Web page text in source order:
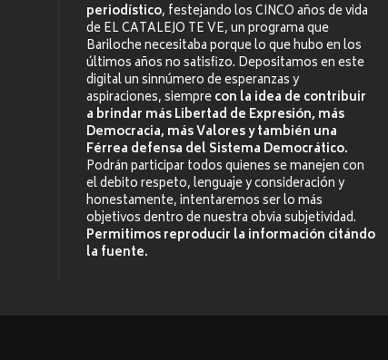
periodístico, festejando los CINCO años de vida
de EL CATALEJO TE VE, un programa que
Bariloche necesitaba porque lo que hubo en los
últimos años no satisfizo. Depositamos en este
digital un sinnúmero de esperanzas y
aspiraciones, siemprecon la idea de contribuir
a brindar más Libertad de Expresión, más
Democracia, más Valores y también una
Férrea defensa del Sistema Democrático.
Podrán participar todos quienes se manejen con
el debito respeto, lenguaje y consideración y
honestamente, intentaremos ser lo más
objetivos dentro de nuestra obvia subjetividad.
Permitimos reproducir la información citándo
la fuente.